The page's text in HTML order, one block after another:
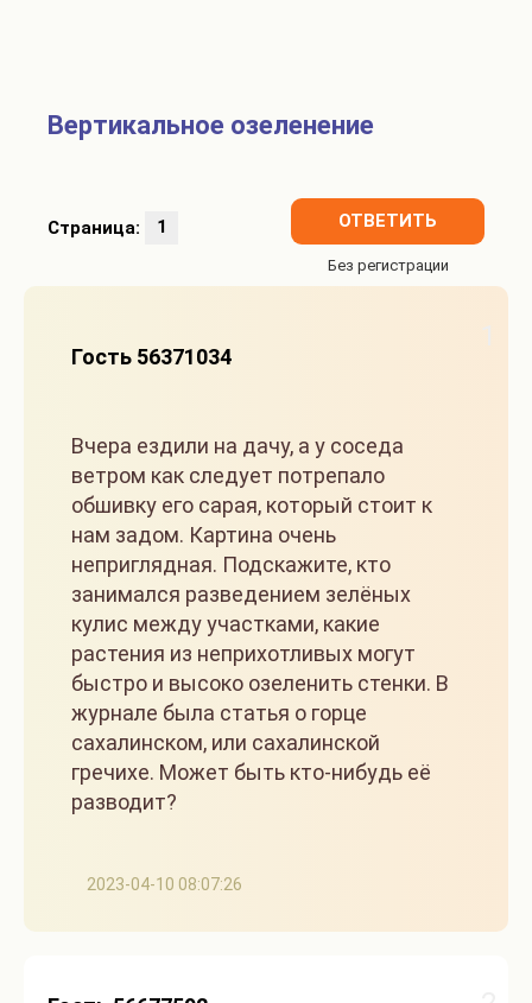
Вертикальное озеленение
Страница: 1 ОТВЕТИТЬ
2023-04-10 08:07:26
Гость 56371034
Вчера ездили на дачу, а у соседа
ветром как следует потрепало
обшивку его сарая, который стоит к
нам задом. Картина очень
неприглядная. Подскажите, кто
занимался разведением зелёных
кулис между участками, какие
растения из неприхотливых могут
быстро и высоко озеленить стенки. В
журнале была статья о горце
сахалинском, или сахалинской
гречихе. Может быть кто-нибудь её
разводит?